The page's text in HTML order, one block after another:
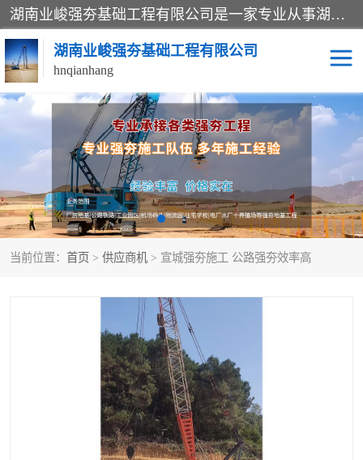
湖南业峻强夯基础工程有限公司是一家专业从事湖南强夯基础工程、强夯机租赁，地基处理的施工单位。业务覆盖：湖南、广东，江西等地。可承接1000KN.m-25000KN.m强夯（置换）工程。公司创始人是国内较早期从事强夯施工的建设者，经过多年的一步一个脚印的发展，在行业内具有较高的度和良好的口碑。
湖南业峻强夯基础工程有限公司
hnqianhang
当前位置： 首页 > 供应商机 > 宣城强夯施工 公路强夯效率高
强夯施工案例 强夯机租赁
强夯施工工程 强夯施工队伍
强夯队伍